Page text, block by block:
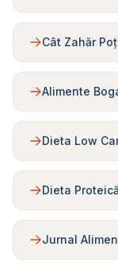
Cât Zahăr
Alimente
Dieta Low
Dieta
Jurnal